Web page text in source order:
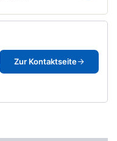
Zur Kontaktseite